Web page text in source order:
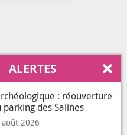
ALERTES
: réouverture
des Salines
2026